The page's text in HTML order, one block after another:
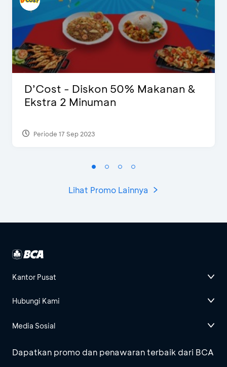
D’Cost - Diskon 50% Makanan &
Ekstra 2 Minuman
Periode 17 Sep 2023
Lihat Promo Lainnya
Kantor Pusat
Hubungi Kami
Media Sosial
Dapatkan promo dan penawaran terbaik dari BCA